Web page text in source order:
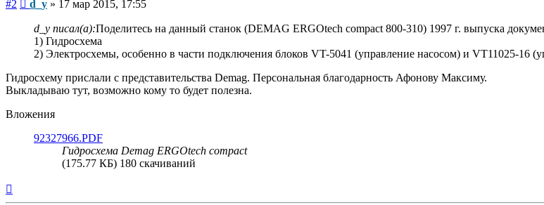
#2 d_y » 17 мар 2015, 17:55
d_y писал(а):Поделитесь на данный станок (DEMAG ERGOtech compact 800-310) 1997 г. выпуска
1) Гидросхема
2) Электросхемы, особенно в части подключения блоков VT-5041 (управление насосом) и VT11025-16
Гидросхему прислали с представительства Demag. Персональная благодарность Афонову Максиму.
Выкладываю тут, возможно кому то будет полезна.
Вложения
92327966.PDF
Гидросхема Demag ERGOtech compact
(175.77 КБ) 180 скачиваний